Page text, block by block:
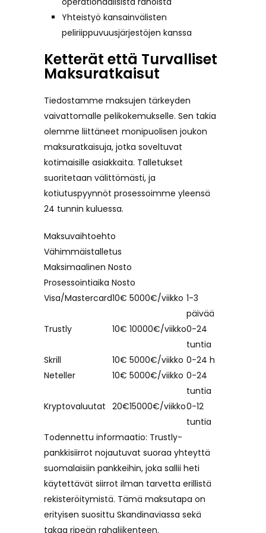
Yhteistyö kansainvälisten
peliriippuvuusjärjestöjen kanssa
Ketterät että Turvalliset
Maksuratkaisut
Tiedostamme maksujen tärkeyden
vaivattomalle pelikokemukselle. Sen takia
olemme liittäneet monipuolisen joukon
maksuratkaisuja, jotka soveltuvat
kotimaisille asiakkaita. Talletukset
suoritetaan välittömästi, ja
kotiutuspyynnöt prosessoimme yleensä
24 tunnin kuluessa.
Maksuvaihtoehto
Vähimmäistalletus
Maksimaalinen Nosto
Prosessointiaika Nosto
Visa/Mastercard10€ 5000€/viikko 1-3
päivää
Trustly
10€ 10000€/viikko0-24
tuntia
Skrill
10€ 5000€/viikko 0-24 h
Neteller
10€ 5000€/viikko 0-24
tuntia
Kryptovaluutat 20€15000€/viikko0-12
tuntia
Todennettu informaatio: Trustly-
pankkisiirrot nojautuvat suoraa yhteyttä
suomalaisiin pankkeihin, joka sallii heti
käytettävät siirrot ilman tarvetta erillistä
rekisteröitymistä. Tämä maksutapa on
erityisen suosittu Skandinaviassa sekä
takaa ripeän rahaliikenteen.